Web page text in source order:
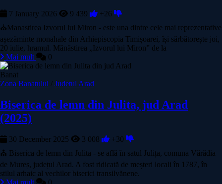
7 January 2026 9 439
+26
⛪Manastirea Izvorul lui Miron - este una dintre cele mai reprezentative
așezăminte monahale din Arhiepiscopia Timișoarei, își sărbătorește joi,
20 iulie, hramul. Mănăstirea „Izvorul lui Miron” de la
Mai mult
0
Banat
Zona Banatului / Judetul Arad
Biserica de lemn din Julita, jud Arad
(2025)
30 December 2025 3 008
+30
⛪ Biserica de lemn din Julita - se află în satul Julița, comuna Vărădia
de Mureș, județul Arad. A fost ridicată de meșteri locali în 1787, în
stilul arhaic al vechilor biserici transilvănene.